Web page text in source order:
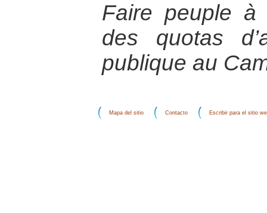
Faire peuple à
des quotas
publique au
Mapa del sitio Contacto Escribir para el sitio